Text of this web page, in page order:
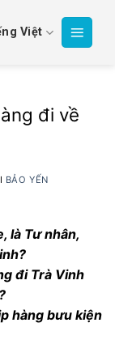
Việt
đi về
BẢO YẾN
là Tư nhân,
đi Trà Vinh
hàng bưu kiện